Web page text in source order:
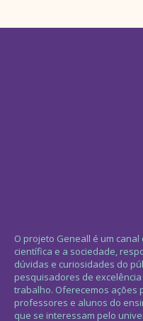
O projeto Geneall é um
científica e a sociedade,
dúvidas e curiosidades do
pesquisadores de
trabalho. Oferecemos ações
professores e alunos do
que se interessam pelo